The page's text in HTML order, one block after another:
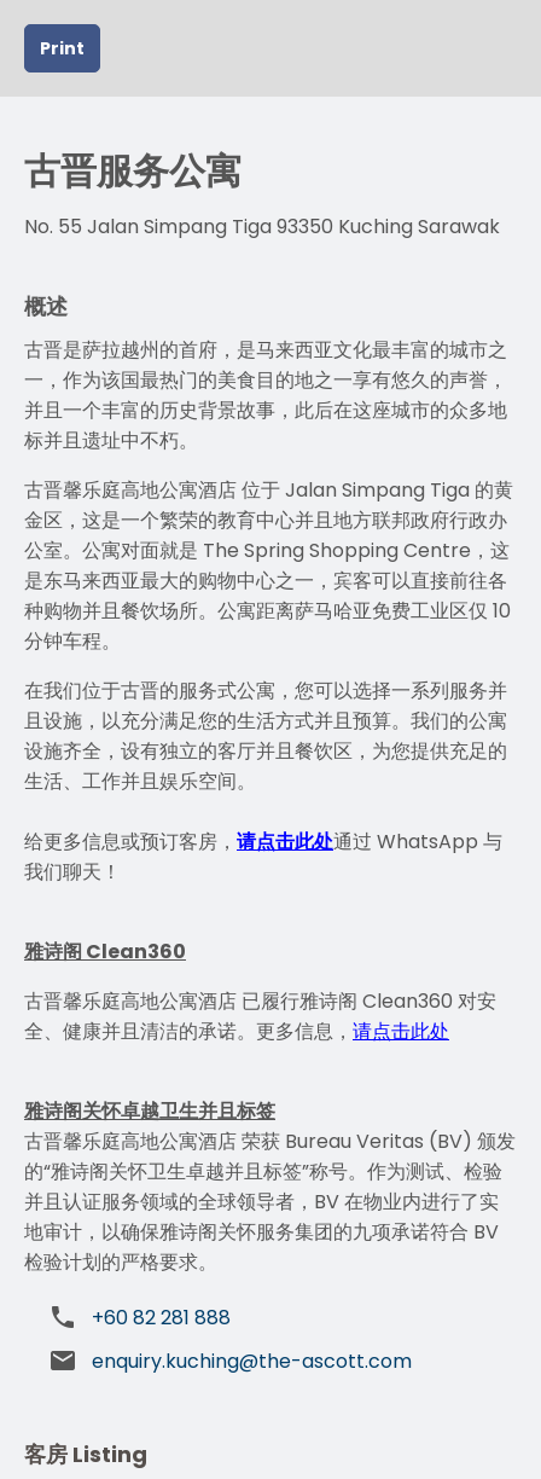
Print
古晋服务公寓
No. 55 Jalan Simpang Tiga 93350 Kuching Sarawak
概述
古晋是萨拉越州的首府，是马来西亚文化最丰富的城市之
一，作为该国最热门的美食目的地之一享有悠久的声誉，
并且一个丰富的历史背景故事，此后在这座城市的众多地
标并且遗址中不朽。
古晋馨乐庭高地公寓酒店 位于 Jalan Simpang Tiga 的黄
金区，这是一个繁荣的教育中心并且地方联邦政府行政办
公室。公寓对面就是 The Spring Shopping Centre，这
是东马来西亚最大的购物中心之一，宾客可以直接前往各
种购物并且餐饮场所。公寓距离萨马哈亚免费工业区仅 10
分钟车程。
在我们位于古晋的服务式公寓，您可以选择一系列服务并
且设施，以充分满足您的生活方式并且预算。我们的公寓
设施齐全，设有独立的客厅并且餐饮区，为您提供充足的
生活、工作并且娱乐空间。
给更多信息或预订客房， 请点击此处通过 WhatsApp 与
我们聊天！
雅诗阁 Clean360
古晋馨乐庭高地公寓酒店 已履行雅诗阁 Clean360 对安
全、健康并且清洁的承诺。更多信息， 请点击此处
雅诗阁关怀卓越卫生并且标签
古晋馨乐庭高地公寓酒店 荣获 Bureau Veritas (BV) 颁发
的“雅诗阁关怀卫生卓越并且标签”称号。作为测试、检验
并且认证服务领域的全球领导者，BV 在物业内进行了实
地审计，以确保雅诗阁关怀服务集团的九项承诺符合 BV
检验计划的严格要求。
+60 82 281 888
enquiry.kuching@the-ascott.com
客房 Listing